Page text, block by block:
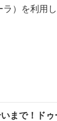
）を利用
まで！ド